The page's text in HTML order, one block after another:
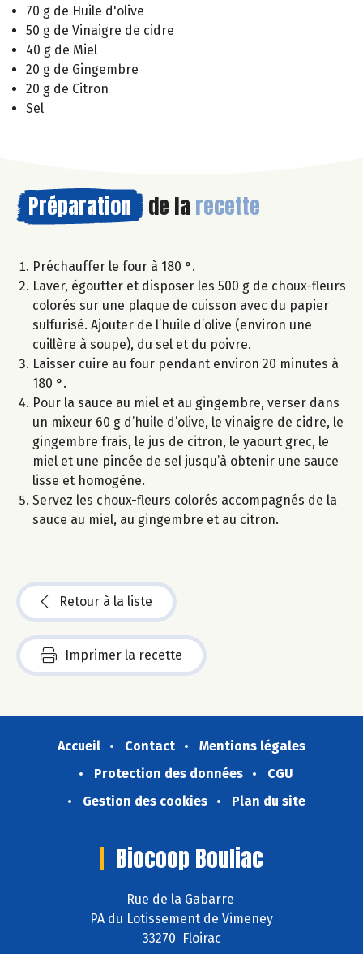
70 g de Huile d'olive
50 g de Vinaigre de cidre
40 g de Miel
20 g de Gingembre
20 g de Citron
Sel
Préparation de la recette
Préchauffer le four à 180 °.
Laver, égoutter et disposer les 500 g de choux-fleurs
colorés sur une plaque de cuisson avec du papier
sulfurisé. Ajouter de l’huile d’olive (environ une
cuillère à soupe), du sel et du poivre.
Laisser cuire au four pendant environ 20 minutes à
180 °.
Pour la sauce au miel et au gingembre, verser dans
un mixeur 60 g d’huile d’olive, le vinaigre de cidre, le
gingembre frais, le jus de citron, le yaourt grec, le
miel et une pincée de sel jusqu’à obtenir une sauce
lisse et homogène.
Servez les choux-fleurs colorés accompagnés de la
sauce au miel, au gingembre et au citron.
Retour à la liste
Imprimer la recette
Accueil Contact
Mentions légales
Protection des données
CGU
Gestion des cookies
Plan du site
Biocoop Bouliac
Rue de la Gabarre
PA du Lotissement de Vimeney
33270 Floirac